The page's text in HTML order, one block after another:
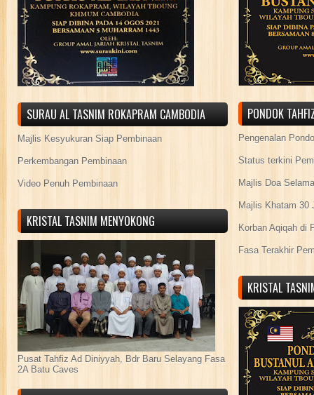
SURAU AL TASNIM ROKAPRAM CAMBODIA
Majlis Kesyukuran Siap Pembinaan
Perkembangan Pembinaan
Video Penuh Pembinaan
KRISTAL TASNIM MENYOKONG
Pusat Tahfiz Ad Diniyyah, Bdr Baru Selayang Fasa
2A Batu Caves
PONDOK
Pengenalan
Status terkini
Majlis Doa
Majlis Khatam 30
Korban Aqiqah di
Fasa Terakhir
KRISTAL